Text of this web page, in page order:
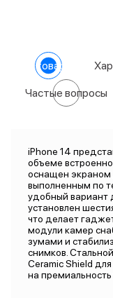
О товаре
Частые вопросы
iPhone 14
объеме
оснащен экраном
выполненным по
удобный вариант
установлен
что делает
модули камер
зумами и
снимков.
Ceramic Shield
на премиальность